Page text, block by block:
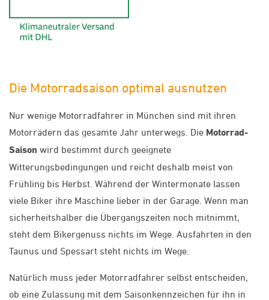
Die Motorradsaison optimal ausnutzen
Nur wenige Motorradfahrer in München sind mit ihren
Motorrädern das gesamte Jahr unterwegs. Die Motorrad-
Saison wird bestimmt durch geeignete
Witterungsbedingungen und reicht deshalb meist von
Frühling bis Herbst. Während der Wintermonate lassen
viele Biker ihre Maschine lieber in der Garage. Wenn man
sicherheitshalber die Übergangszeiten noch mitnimmt,
steht dem Bikergenuss nichts im Wege. Ausfahrten in den
Taunus und Spessart steht nichts im Wege.
Natürlich muss jeder Motorradfahrer selbst entscheiden,
ob eine Zulassung mit dem Saisonkennzeichen für ihn in